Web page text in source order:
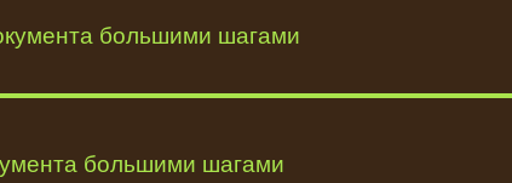
большими шагами
большими шагами